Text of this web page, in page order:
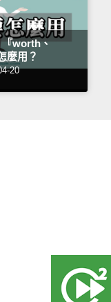
『worth、
麼用？
20